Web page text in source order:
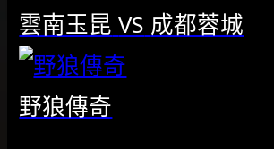
雲南玉昆 VS 成都蓉城
野狼傳奇